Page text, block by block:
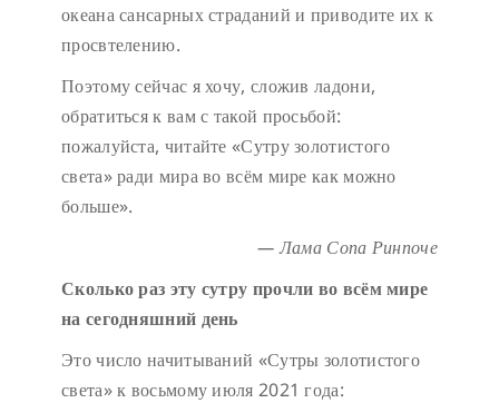
океана сансарных страданий и приводите их к
просвтелению.
Поэтому сейчас я хочу, сложив ладони,
обратиться к вам с такой просьбой:
пожалуйста, читайте «Сутру золотистого
света» ради мира во всём мире как можно
больше».
— Лама Сопа Ринпоче
Сколько раз эту сутру прочли во всём мире
на сегодняшний день
Это число начитываний «Сутры золотистого
света» к восьмому июля 2021 года: